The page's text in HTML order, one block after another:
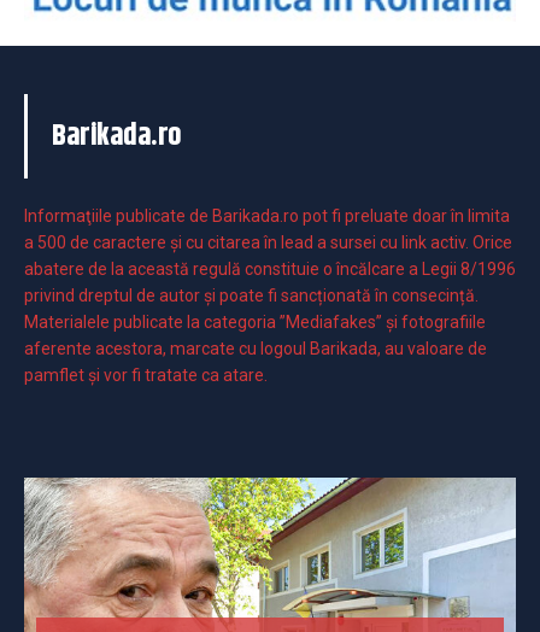
Barikada.ro
Informaţiile publicate de Barikada.ro pot fi preluate doar în limita
a 500 de caractere şi cu citarea în lead a sursei cu link activ. Orice
abatere de la această regulă constituie o încălcare a Legii 8/1996
privind dreptul de autor și poate fi sancționată în consecință.
Materialele publicate la categoria ”Mediafakes” și fotografiile
aferente acestora, marcate cu logoul Barikada, au valoare de
pamflet și vor fi tratate ca atare.